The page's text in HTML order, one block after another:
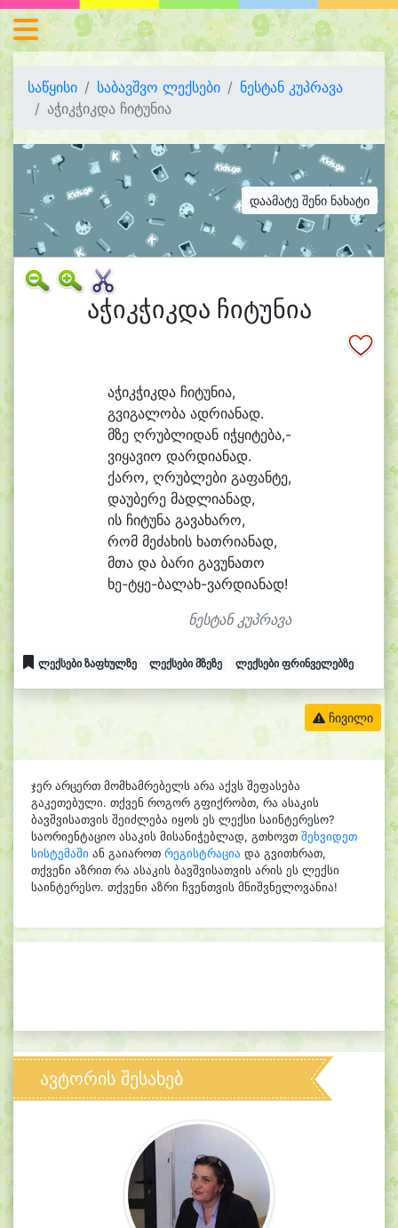
საწყისი საბავშვო ლექსები
ნესტან კუპრავა
აჭიკჭიკდა ჩიტუნია
დაამატე შენი ნახატი
აჭიკჭიკდა ჩიტუნია
აჭიკჭიკდა ჩიტუნია,
გვიგალობა ადრიანად.
მზე ღრუბლიდან იჭყიტება,-
ვიყავიო დარდიანად.
ქარო, ღრუბლები გაფანტე,
დაუბერე მადლიანად,
ის ჩიტუნა გავახარო,
რომ მეძახის ხათრიანად,
მთა და ბარი გავუნათო
ხე-ტყე-ბალახ-ვარდიანად!
ნესტან კუპრავა
ლექსები ზაფხულზე ლექსები მზეზე ლექსები ფრინველებზე
ჩივილი
ჯერ არცერთ მომხამრებელს არა აქვს შეფასება
გაკეთებული. თქვენ როგორ გფიქრობთ, რა ასაკის
ბავშვისათვის შეიძლება იყოს ეს ლექსი საინტერესო?
საორიენტაციო ასაკის მისანიჭებლად, გთხოვთ შეხვიდეთ
სისტემაში ან გაიაროთ რეგისტრაცია და გვითხრათ,
თქვენი აზრით რა ასაკის ბავშვისათვის არის ეს ლექსი
საინტერესო. თქვენი აზრი ჩვენთვის მნიშვნელოვანია!
ავტორის შესახებ